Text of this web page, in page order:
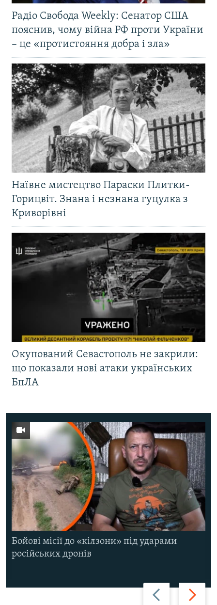
Радіо Свобода Weekly: Сенатор США
пояснив, чому війна РФ проти України
– це «протистояння добра і зла»
Наївне мистецтво Параски Плитки-
Горицвіт. Знана і незнана гуцулка з
Криворівні
Окупований Севастополь не закрили:
що показали нові атаки українських
БпЛА
Назад Вперед
Бойові місії до «кілзони» під ударами
російських дронів